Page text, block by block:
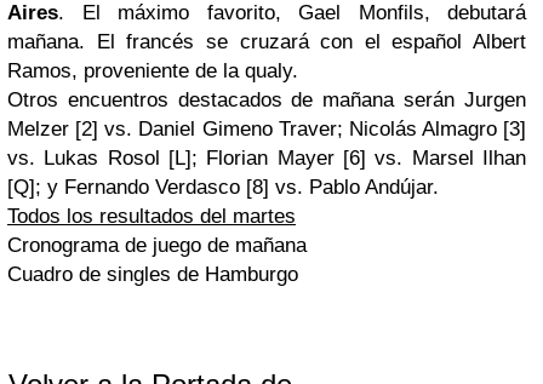
Aires. El máximo favorito, Gael Monfils, debutará
mañana. El francés se cruzará con el español Albert
Ramos, proveniente de la qualy.
Otros encuentros destacados de mañana serán Jurgen
Melzer [2]vs. Daniel Gimeno Traver; Nicolás Almagro [3]
vs. Lukas Rosol [L]; Florian Mayer[6]vs. Marsel Ilhan
[Q]; y Fernando Verdasco [8] vs. Pablo Andújar.
Todos los resultados del martes
Cronograma de juego de mañana
Cuadro de singles de Hamburgo